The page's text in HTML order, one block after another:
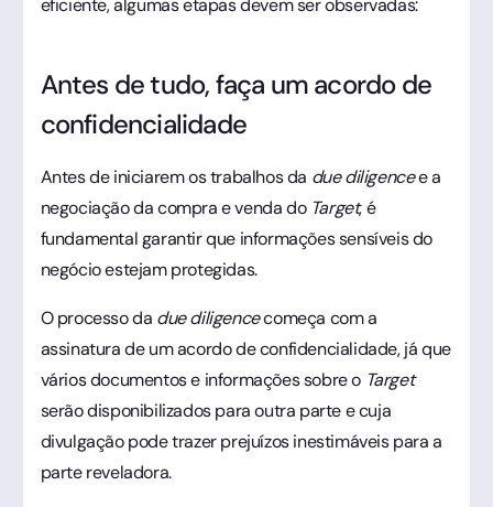
Antes de tudo, faça um acordo de
confidencialidade
Antes de iniciarem os trabalhos da due diligencee a
negociação da compra e venda do Target, é
fundamental garantir que informações sensíveis do
negócio estejam protegidas.
O processo da due diligencecomeça com a
assinatura de um acordo de confidencialidade, já que
vários documentos e informações sobre o Target
serão disponibilizados para outra parte e cuja
divulgação pode trazer prejuízos inestimáveis para a
parte reveladora.